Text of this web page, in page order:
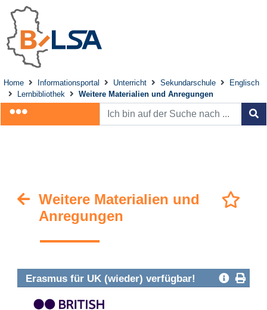
Home Informationsportal Unterricht Sekundarschule
Englisch
Lernbibliothek
Weitere Materialien und Anregungen
Weitere Materialien und
Anregungen
Erasmus für UK (wieder) verfügbar!